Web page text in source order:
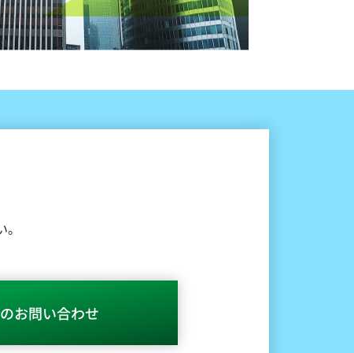
お問い合わせ